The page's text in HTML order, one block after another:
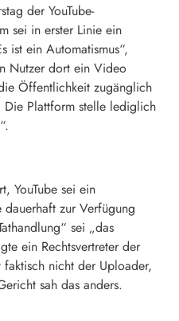
der YouTube-
sei in erster Linie ein
ist ein Automatismus“,
Nutzer dort ein Video
Öffentlichkeit zugänglich
Die Plattform stelle lediglich
YouTube sei ein
zur Verfügung
sei „das
ein Rechtsvertreter der
nicht der Uploader,
sah das anders.